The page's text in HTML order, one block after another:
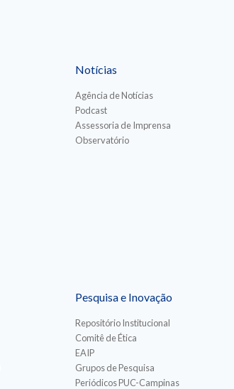
Notícias
Agência de Notícias
Podcast
Assessoria de Imprensa
Observatório
Pesquisa e Inovação
Repositório Institucional
Comitê de Ética
EAIP
Grupos de Pesquisa
Periódicos PUC-Campinas